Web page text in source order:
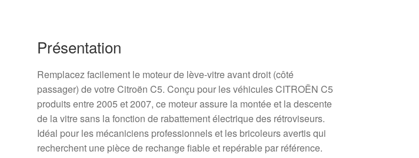
Présentation
Remplacez facilement le moteur de lève‑vitre avant droit (côté
passager) de votre Citroën C5. Conçu pour les véhicules CITROËN C5
produits entre 2005 et 2007, ce moteur assure la montée et la descente
de la vitre sans la fonction de rabattement électrique des rétroviseurs.
Idéal pour les mécaniciens professionnels et les bricoleurs avertis qui
recherchent une pièce de rechange fiable et repérable par référence.